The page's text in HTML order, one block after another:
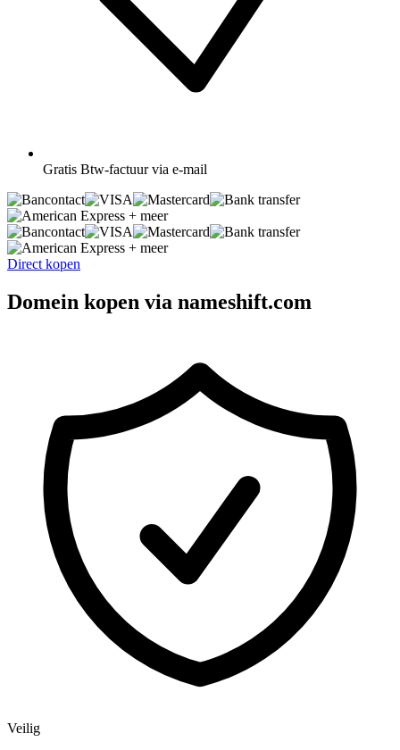
Gratis Btw-factuur via e-mail
+ meer
+ meer
Direct kopen
Domein kopen via nameshift.com
Veilig